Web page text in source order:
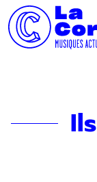
Panneau de